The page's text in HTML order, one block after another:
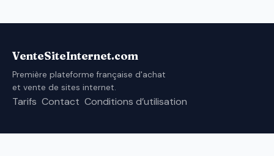
VenteSiteInternet.com
Première plateforme française d'achat
et vente de sites internet.
Tarifs Contact Conditions d’utilisation